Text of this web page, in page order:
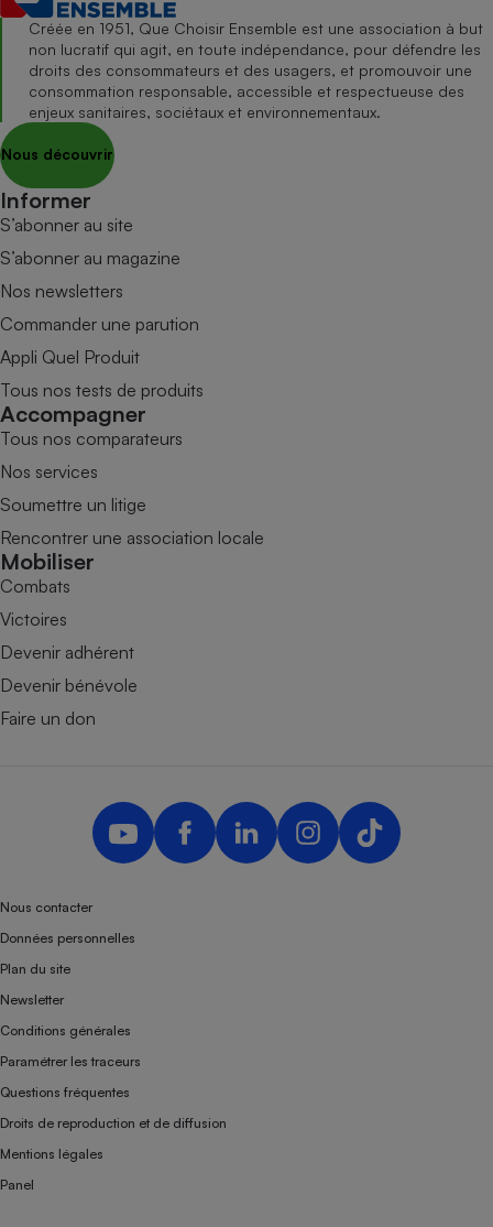
Créée en 1951, Que Choisir Ensemble est une association à but
non lucratif qui agit, en toute indépendance, pour défendre les
droits des consommateurs et des usagers, et promouvoir une
consommation responsable, accessible et respectueuse des
enjeux sanitaires, sociétaux et environnementaux.
Nous découvrir
Informer
S’abonner au site
S’abonner au magazine
Nos newsletters
Commander une parution
Appli Quel Produit
Tous nos tests de produits
Accompagner
Tous nos comparateurs
Nos services
Soumettre un litige
Rencontrer une association locale
Mobiliser
Combats
Victoires
Devenir adhérent
Devenir bénévole
Faire un don
Nous contacter
Données personnelles
Plan du site
Newsletter
Conditions générales
Paramétrer les traceurs
Questions fréquentes
Droits de reproduction et de diffusion
Mentions légales
Panel